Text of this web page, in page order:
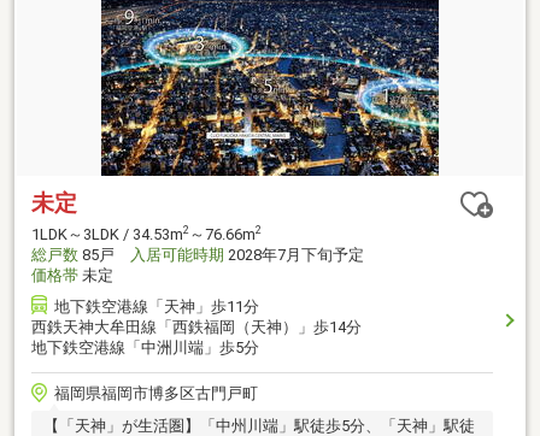
未定
1LDK～3LDK / 34.53m2 ～76.66m2
総戸数 85戸 入居可能時期 2028年7月下旬予定
価格帯 未定
地下鉄空港線「天神」歩11分
西鉄天神大牟田線「西鉄福岡（天神）」歩14分
地下鉄空港線「中洲川端」歩5分
福岡県福岡市博多区古門戸町
【「天神」が生活圏】「中州川端」駅徒歩5分、「天神」駅徒